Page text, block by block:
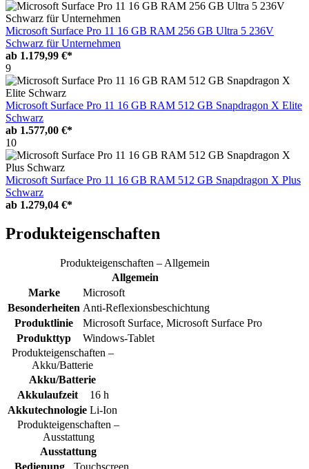
Microsoft Surface Pro 11 16 GB RAM 256 GB Ultra 5 236V
Schwarz für Unternehmen
ab 1.179,99 €*
9
Microsoft Surface Pro 11 16 GB RAM 512 GB Snapdragon X Elite
Schwarz
ab 1.577,00 €*
10
Microsoft Surface Pro 11 16 GB RAM 512 GB Snapdragon X Plus
Schwarz
ab 1.279,04 €*
Produkteigenschaften
Produkteigenschaften – Allgemein
Allgemein
Marke
Microsoft
Besonderheiten Anti-Reflexionsbeschichtung
Produktlinie
Microsoft Surface, Microsoft Surface Pro
Produkttyp
Windows-Tablet
Produkteigenschaften –
Akku/Batterie
Akku/Batterie
Akkulaufzeit
16 h
Akkutechnologie Li-Ion
Produkteigenschaften –
Ausstattung
Ausstattung